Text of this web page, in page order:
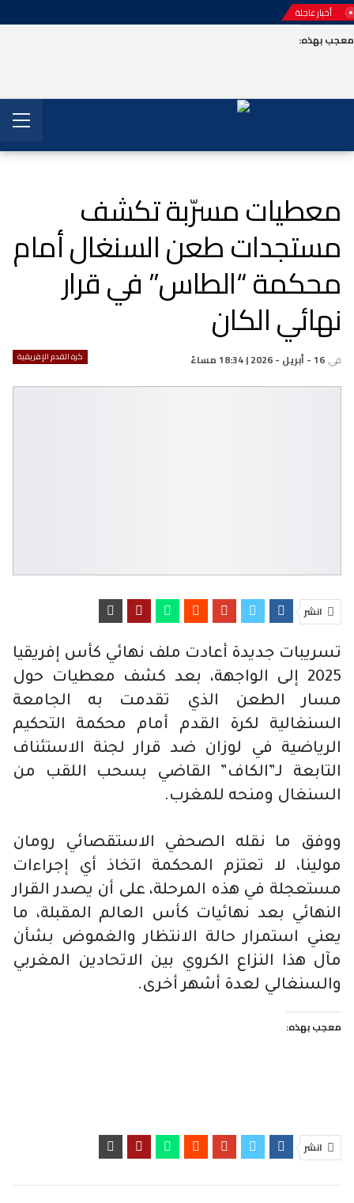
أخبار عاجلة
بهذه:
معطيات مسرّبة تكشف
مستجدات طعن السنغال أمام
محكمة “الطاس” في قرار
نهائي الكان
كرة القدم الإفريقية في16 - أبريل - 2026 | 18:34 مساءً
انشر
تسريبات جديدة أعادت ملف نهائي كأس إفريقيا
2025 إلى الواجهة، بعد كشف معطيات حول
مسار الطعن الذي تقدمت به الجامعة
السنغالية لكرة القدم أمام محكمة التحكيم
الرياضية في لوزان ضد قرار لجنة الاستئناف
التابعة لـ”الكاف” القاضي بسحب اللقب من
السنغال ومنحه للمغرب.
ووفق ما نقله الصحفي الاستقصائي رومان
مولينا، لا تعتزم المحكمة اتخاذ أي إجراءات
مستعجلة في هذه المرحلة، على أن يصدر القرار
النهائي بعد نهائيات كأس العالم المقبلة، ما
يعني استمرار حالة الانتظار والغموض بشأن
مآل هذا النزاع الكروي بين الاتحادين المغربي
والسنغالي لعدة أشهر أخرى.
معجب بهذه:
انشر